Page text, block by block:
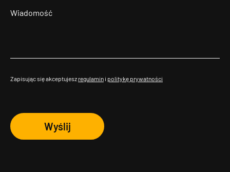
Zapisując się akceptujesz regulamin i politykę prywatności
Wyślij